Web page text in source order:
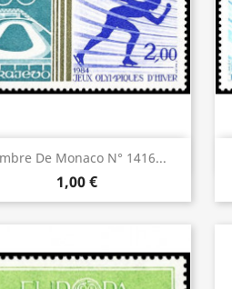
De Monaco N° 1416...
1,00 €
Aperçu rapide